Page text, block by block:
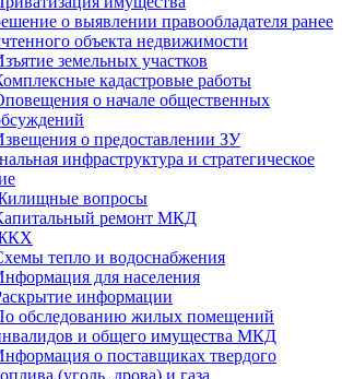
о выявлении правообладателя ранее
объекта недвижимости
земельных участков
кадастровые работы
о начале общественных
о предоставлении ЗУ
инфраструктура и стратегическое
вопросы
ремонт МКД
тепло и водоснабжения
для населения
информации
обследованию жилых помещений
и общего имущества МКД
о поставщиках твердого